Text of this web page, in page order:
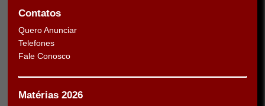
Contatos
Quero Anunciar
Telefones
Fale Conosco
Matérias 2026